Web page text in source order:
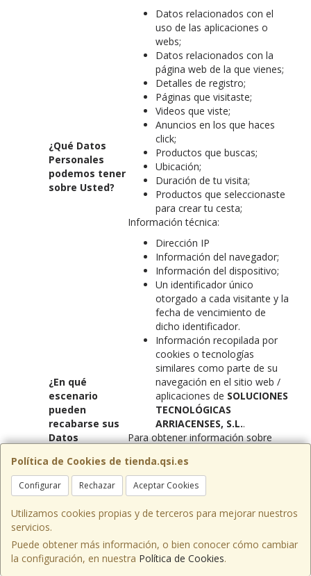
¿Qué Datos
Personales
podemos tener
sobre Usted?
Datos relacionados con el
uso de las aplicaciones o
webs;
Datos relacionados con la
página web de la que vienes;
Detalles de registro;
Páginas que visitaste;
Videos que viste;
Anuncios en los que haces
click;
Productos que buscas;
Ubicación;
Duración de tu visita;
Productos que seleccionaste
para crear tu cesta;
Información técnica:
Dirección IP
Información del navegador;
Información del dispositivo;
Un identificador único
otorgado a cada visitante y la
fecha de vencimiento de
dicho identificador.
¿En qué
escenario
pueden
recabarse sus
Datos
Información recopilada por
cookies o tecnologías
similares como parte de su
navegación en el sitio web /
aplicaciones de SOLUCIONES
TECNOLÓGICAS
ARRIACENSES, S.L..
Para obtener información sobre
alojadas en un sitio web o
aplicación determinado, consulte
nuestraPolítica de Cookies
Prestadores de servicios con
Terceros que nos ayudan a
proporcionar servicios de TI,
Política de Cookies de tienda.qsi.es
Configurar Rechazar Aceptar Cookies
Utilizamos cookies propias y de terceros para mejorar nuestros
servicios.
Puede obtener más información, o bien conocer cómo cambiar
la configuración, en nuestra Política de Cookies.